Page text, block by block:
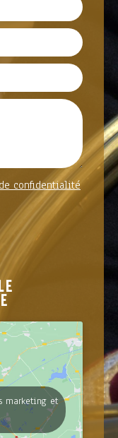
confidentialité
marketing et